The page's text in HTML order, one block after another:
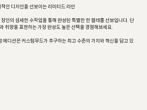
인 디자인을 선보이는 리미티드 라인
인의 섬세한 수작업을 통해 완성된 특별한 한 켤레를 선보입니다. 단
취향을 표현하는 가장 완성도 높은 선택을 경험해보세요.
에디션은 커스텀무드가 추구하는 최고 수준의 가치와 혁신을 담고 있